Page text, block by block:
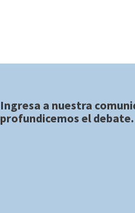
Ingresa a nuestra
profundicemos el debate.